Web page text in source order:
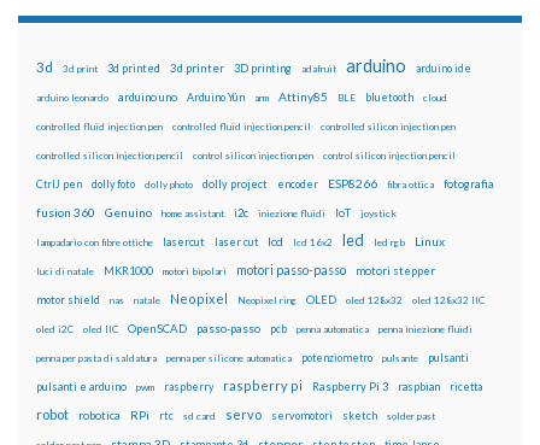
3d 3d print 3d printed 3d printer 3D printing adafruit arduino arduino ide
arduino leonardo arduino uno Arduino Yún arm Attiny85 BLE bluetooth cloud
controlled fluid injection pen controlled fluid injection pencil controlled silicon injection pen
controlled silicon injection pencil control silicon injection pen control silicon injection pencil
CtrlJ pen dolly foto dolly photo dolly project encoder ESP8266 fibra ottica fotografia
fusion 360 Genuino home assistant i2c iniezione fluidi IoT joystick
lampadario con fibre ottiche lasercut laser cut lcd lcd 16x2 led led rgb Linux
luci di natale MKR1000 motori bipolari motori passo-passo motori stepper
motor shield nas natale Neopixel Neopixel ring OLED oled 128x32 oled 128x32 IIC
oled i2C oled IIC OpenSCAD passo-passo pcb penna automatica penna iniezione fluidi
penna per pasta di saldatura penna per silicone automatica potenziometro pulsante pulsanti
pulsanti e arduino pwm raspberry raspberry pi Raspberry Pi 3 raspbian ricetta
robot robotica RPi rtc sd card servo servomotori sketch solder past